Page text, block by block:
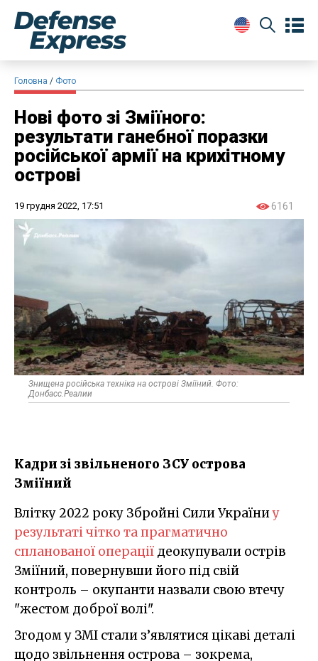
Головна Фото
Нові фото зі Зміїного:
результати ганебної поразки
російської армії на крихітному
острові
19 грудня 2022, 17:51 6161
Знищена російська техніка на острові Зміїний. Фото:
Донбасс.Реалии
Кадри зі звільненого ЗСУ острова
Зміїний
Влітку 2022 року Збройні Сили Україниу
результаті чітко та прагматично
спланованої операції деокупували острів
Зміїний, повернувши його під свій
контроль – окупанти назвали свою втечу
"жестом доброї волі".
Згодом у ЗМІ стали з’являтися цікаві деталі
щодо звільнення острова – зокрема,